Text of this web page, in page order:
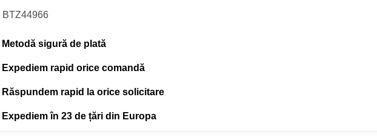
BTZ44966
Metodă sigură de plată
Expediem rapid orice comandă
Răspundem rapid la orice solicitare
Expediem în 23 de țări din Europa